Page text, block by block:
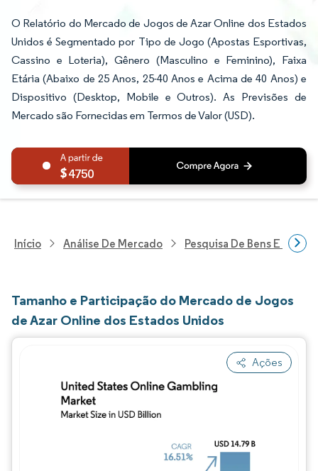
O Relatório do Mercado de Jogos de Azar Online dos Estados
Unidos é Segmentado por Tipo de Jogo (Apostas Esportivas,
Cassino e Loteria), Gênero (Masculino e Feminino), Faixa
Etária (Abaixo de 25 Anos, 25-40 Anos e Acima de 40 Anos) e
Dispositivo (Desktop, Mobile e Outros). As Previsões de
Mercado são Fornecidas em Termos de Valor (USD).
4750
Início Análise De Mercado Pesquisa De Bens E
Tamanho e Participação do Mercado de Jogos
de Azar Online dos Estados Unidos
Ações